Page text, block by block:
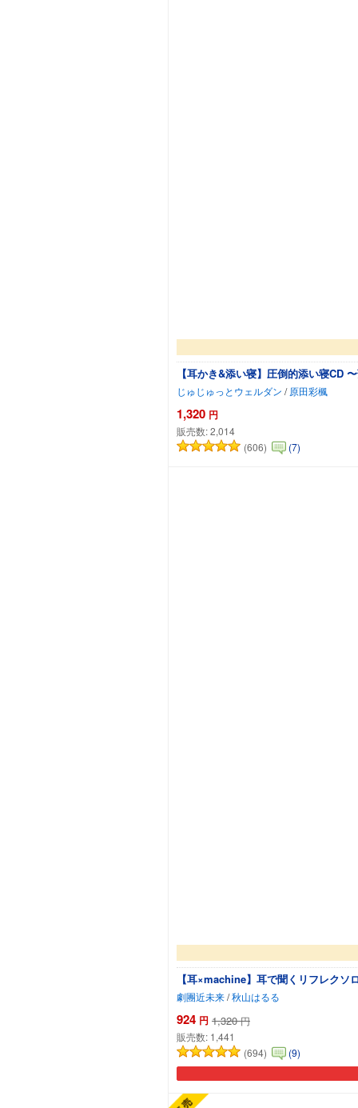
【耳かき&添い寝】圧倒的添い寝CD
じゅじゅっとウェルダン / 原田彩楓
1,320 円
販売数:2,014
(606)
(7)
【耳×machine】耳で聞くリフレク
劇團近未来/秋山はるる
924 円 1,320 円
販売数: 1,441
(694)
(9)